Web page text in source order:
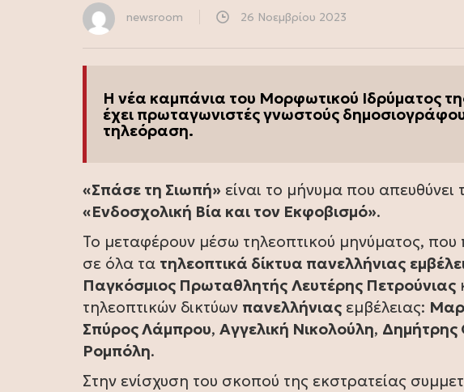
newsroom 26 Νοεμβρίου 2023
Η νέα καμπάνια του Μορφωτικού Ιδρύματος
έχει πρωταγωνιστές γνωστούς
τηλεόραση.
«Σπάσε τη Σιωπή» είναι το μήνυμα που απευθύνει
«Ενδοσχολική Βία και τον Εκφοβισμό».
Το μεταφέρουν μέσω τηλεοπτικού μηνύματος, που
σε όλα τα τηλεοπτικά δίκτυα πανελλήνιας
Παγκόσμιος Πρωταθλητής Λευτέρης Πετρούνιας
τηλεοπτικών δικτύων πανελλήνιας εμβέλειας:
Σπύρος Λάμπρου, Αγγελική Νικολούλη, Δημήτρης
Ρομπόλη.
Στην ενίσχυση του σκοπού της εκστρατείας